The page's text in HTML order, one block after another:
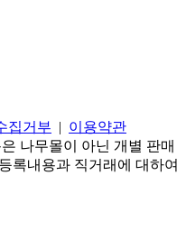
집거부
이용약관
나무몰이 아닌 개별 판매
록내용과 직거래에 대하여